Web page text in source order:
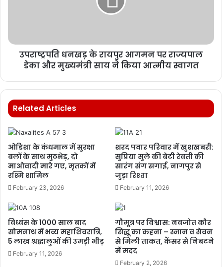
उपराष्ट्रपति धनखड़ के रायपुर आगमन पर राज्यपाल
डेका और मुख्यमंत्री साय ने किया आत्मीय स्वागत
Related Articles
ओडिशा के कंधमाल में सुरक्षा
बलों के साथ मुठभेड़, दो
माओवादी मारे गए, मृतकों में
रश्मि शामिल
February 23, 2026
शरद पवार परिवार में खुशखबरी:
सुप्रिया सुले की बेटी रेवती की
सारंग संग सगाई, नागपुर से
जुड़ा रिश्ता
February 11, 2026
विध्वंस के 1000 साल बाद
सोमनाथ में भव्य महाशिवरात्रि,
5 लाख श्रद्धालुओं की उमड़ी भीड़
February 11, 2026
गौमूत्र पर विश्वास: नवजोत कौर
सिद्धू का कहना – स्नान व सेवन
से मिली ताकत, कैंसर से निबटने
में मदद
February 2, 2026